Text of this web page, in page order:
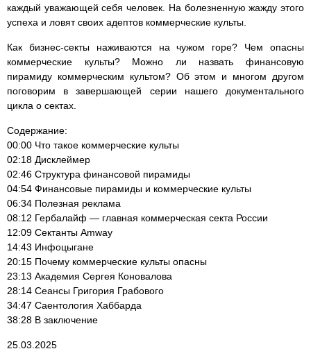
каждый уважающей себя человек. На болезненную жажду этого
успеха и ловят своих адептов коммерческие культы.
Как бизнес-секты наживаются на чужом горе? Чем опасны
коммерческие культы? Можно ли назвать финансовую
пирамиду коммерческим культом? Об этом и многом другом
поговорим в завершающей серии нашего документального
цикла о сектах.
Содержание:
00:00 Что такое коммерческие культы
02:18 Дисклеймер
02:46 Структура финансовой пирамиды
04:54 Финансовые пирамиды и коммерческие культы
06:34 Полезная реклама
08:12 Гербалайф — главная коммерческая секта России
12:09 Сектанты Amway
14:43 Инфоцыгане
20:15 Почему коммерческие культы опасны
23:13 Академия Сергея Коновалова
28:14 Сеансы Григория Грабового
34:47 Саентология Хаббарда
38:28 В заключение
25.03.2025